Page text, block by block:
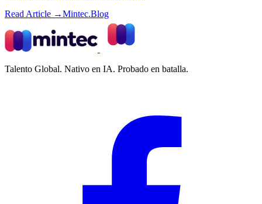
Read Article →Mintec.Blog
Talento Global. Nativo en IA. Probado en batalla.